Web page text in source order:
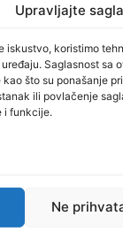
Upravljajte
iskustvo, koristimo
Saglasnost sa
što su ponašanje
ili povlačenje
i funkcije.
Ne